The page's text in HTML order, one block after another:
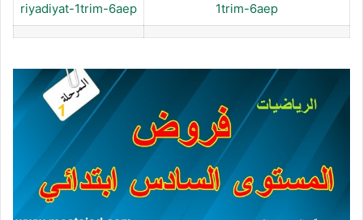
1trim-6aep
riyadiyat-1trim-6aep